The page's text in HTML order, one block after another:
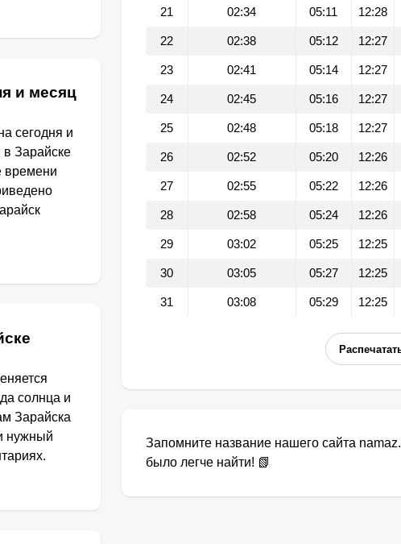
и месяц
сегодня и
в Зарайске
времени
солнца и
Зарайска
нужный
21 02:34 05:11 12:28
22 02:38 05:12 12:27
23 02:41 05:14 12:27
24 02:45 05:16 12:27
25 02:48 05:18 12:27
26 02:52 05:20 12:26
27 02:55 05:22 12:26
28 02:58 05:24 12:26
29 03:02 05:25 12:25
30 03:05 05:27 12:25
31 03:08 05:29 12:25
Запомните название нашего сайта
было легче найти! 📗